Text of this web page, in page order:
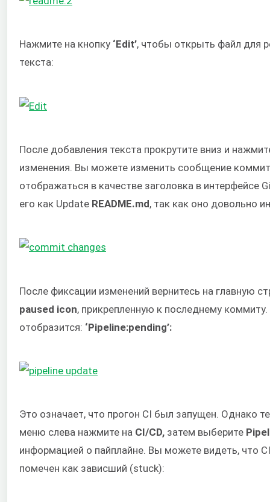
Нажмите на кнопку ‘Edit’, чтобы открыть файл для
текста:
После добавления текста прокрутите вниз и
изменения. Вы можете изменить сообщение
отображаться в качестве заголовка в
его как Update README.md, так как оно довольно
После фиксации изменений вернитесь на главную
paused icon, прикрепленную к последнему
отобразится: ‘Pipeline:pending’:
Это означает, что прогон CI был запущен. Однако
меню слева нажмите на CI/CD, затем выберите
информацией о пайплайне. Вы можете видеть, что
помечен как зависший (stuck):